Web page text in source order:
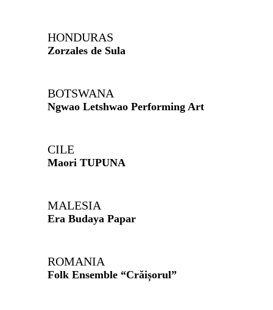
HONDURAS
Zorzales de Sula
BOTSWANA
Ngwao Letshwao Performing Art
CILE
Maori TUPUNA
MALESIA
Era Budaya Papar
ROMANIA
Folk Ensemble “Crăișorul”